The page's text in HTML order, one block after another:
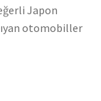
Japon
otomobiller